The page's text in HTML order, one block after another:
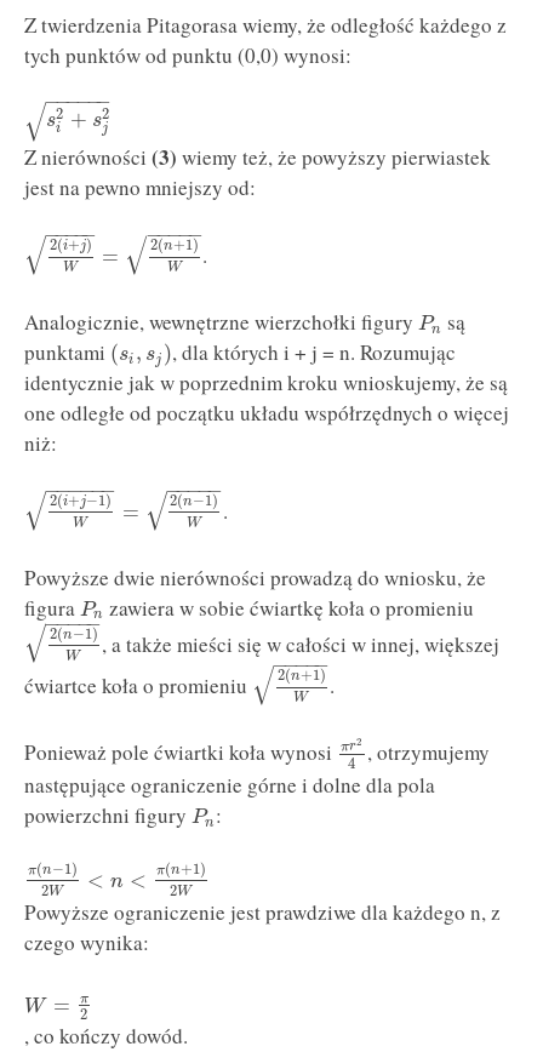
Z twierdzenia Pitagorasa wiemy, że odległość każdego z
tych punktów od punktu (0,0) wynosi:
s2
i + s2
j
− −
−−−−
√
Z nierówności (3) wiemy też, że powyższy pierwiastek
jest na pewno mniejszy od:
2(i+j)
W
− −
−−−
√ = 2(n+1)
W
− −
−−−
√ .
Analogicznie, wewnętrzne wierzchołki figury Pn są
punktami (si , sj ), dla których i + j = n. Rozumując
identycznie jak w poprzednim kroku wnioskujemy, że są
one odległe od początku układu współrzędnych o więcej
niż:
2(i+j−1)
W
− −
−−−−
√ = 2(n−1)
W
− −
−−−
√ .
Powyższe dwie nierówności prowadzą do wniosku, że
figura Pn zawiera w sobie ćwiartkę koła o promieniu
2(n−1)
W
− −
−−−
√
, a także mieści się w całości w innej, większej
ćwiartce koła o promieniu
2(n+1)
W
− −
−−−
√ .
Ponieważ pole ćwiartki koła wynosi πr2
4
, otrzymujemy
następujące ograniczenie górne i dolne dla pola
powierzchni figury Pn :
π(n−1)
2W < n < π(n+1)
2W
Powyższe ograniczenie jest prawdziwe dla każdego n, z
czego wynika:
W = π
2
, co kończy dowód.